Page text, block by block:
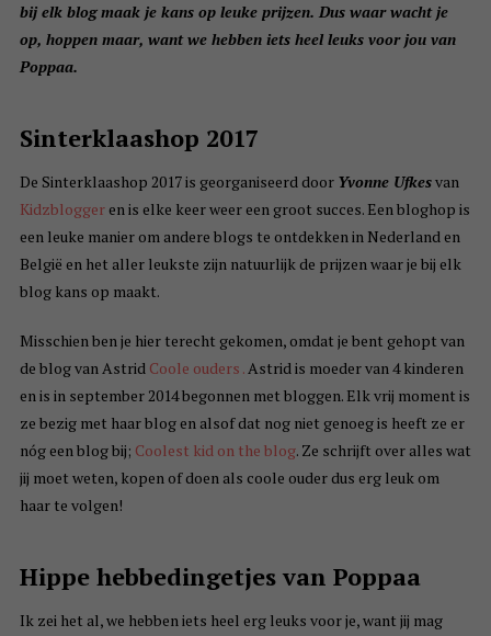
bij elk blog maak je kans op leuke prijzen. Dus waar wacht je
op, hoppen maar, want we hebben iets heel leuks voor jou van
Poppaa.
Sinterklaashop 2017
De Sinterklaashop 2017 is georganiseerd door Yvonne Ufkesvan
Kidzbloggeren is elke keer weer een groot succes. Een bloghop is
een leuke manier om andere blogs te ontdekken in Nederland en
België en het aller leukste zijn natuurlijk de prijzen waar je bij elk
blog kans op maakt.
Misschien ben je hier terecht gekomen, omdat je bent gehopt van
de blog van Astrid Coole ouders .Astrid is moeder van 4 kinderen
en is in september 2014 begonnen met bloggen. Elk vrij moment is
ze bezig met haar blog en alsof dat nog niet genoeg is heeft ze er
nóg een blog bij; Coolest kid on the blog. Ze schrijft over alles wat
jij moet weten, kopen of doen als coole ouder dus erg leuk om
haar te volgen!
Hippe hebbedingetjes van Poppaa
Ik zei het al, we hebben iets heel erg leuks voor je, want jij mag